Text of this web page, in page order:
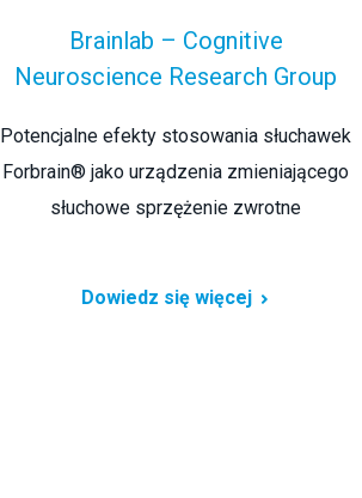
Brainlab – Cognitive
Neuroscience Research Group
Potencjalne efekty stosowania słuchawek
Forbrain® jako urządzenia zmieniającego
słuchowe sprzężenie zwrotne
Dowiedz się więcej